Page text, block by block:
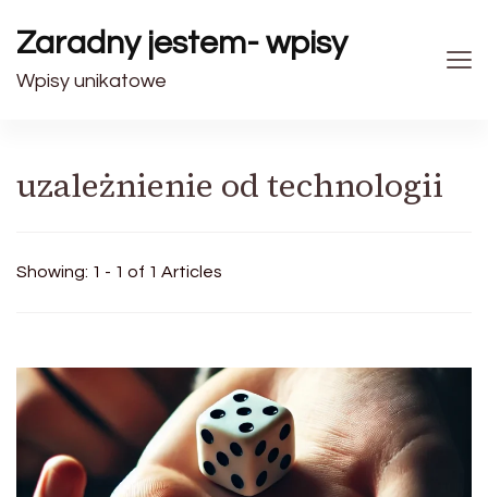
Zaradny jestem- wpisy
Wpisy unikatowe
uzależnienie od technologii
Showing: 1 - 1 of 1 Articles